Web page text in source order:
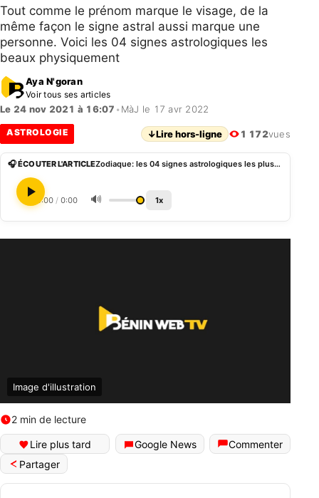
Tout comme le prénom marque le visage, de la
même façon le signe astral aussi marque une
personne. Voici les 04 signes astrologiques les
beaux physiquement
Aya N'goran
Voir tous ses articles
Le 24 nov 2021 à 16:07 • MàJ le 17 avr 2022
ASTROLOGIE ↓Lire hors-ligne 1 172vues
🎧 ÉCOUTER L'ARTICLE Zodiaque: les 04 signes astrologiques les plus beaux physiquement
0:00 / 0:00 🔊 1x
Image d'illustration
2 min de lecture
Lire plus tard Google News
Commenter
Partager